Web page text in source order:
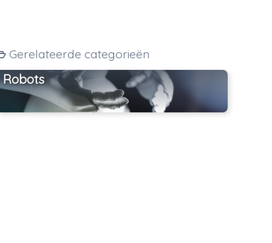
Gerelateerde categorieën
Robots